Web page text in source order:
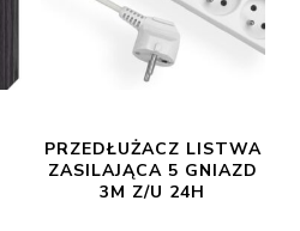
PRZEDŁUŻACZ LISTWA
ZASILAJĄCA 5 GNIAZD
3M Z/U 24H